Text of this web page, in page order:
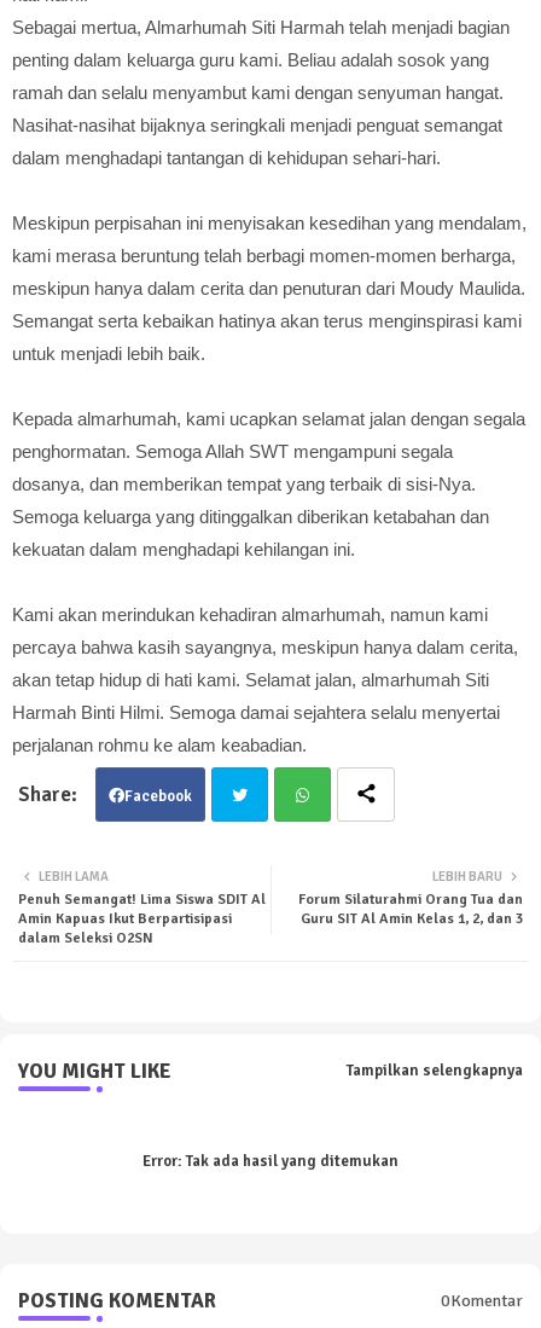
Sebagai mertua, Almarhumah Siti Harmah telah menjadi bagian
penting dalam keluarga guru kami. Beliau adalah sosok yang
ramah dan selalu menyambut kami dengan senyuman hangat.
Nasihat-nasihat bijaknya seringkali menjadi penguat semangat
dalam menghadapi tantangan di kehidupan sehari-hari.
Meskipun perpisahan ini menyisakan kesedihan yang mendalam,
kami merasa beruntung telah berbagi momen-momen berharga,
meskipun hanya dalam cerita dan penuturan dari Moudy Maulida.
Semangat serta kebaikan hatinya akan terus menginspirasi kami
untuk menjadi lebih baik.
Kepada almarhumah, kami ucapkan selamat jalan dengan segala
penghormatan. Semoga Allah SWT mengampuni segala
dosanya, dan memberikan tempat yang terbaik di sisi-Nya.
Semoga keluarga yang ditinggalkan diberikan ketabahan dan
kekuatan dalam menghadapi kehilangan ini.
Kami akan merindukan kehadiran almarhumah, namun kami
percaya bahwa kasih sayangnya, meskipun hanya dalam cerita,
akan tetap hidup di hati kami. Selamat jalan, almarhumah Siti
Harmah Binti Hilmi. Semoga damai sejahtera selalu menyertai
perjalanan rohmu ke alam keabadian.
Facebook
ter tsa
LEBIH BARU
Forum Silaturahmi Orang Tua dan
Guru SIT Al Amin Kelas 1, 2, dan 3
LEBIH LAMA
Penuh Semangat! Lima Siswa SDIT Al
Amin Kapuas Ikut Berpartisipasi
dalam Seleksi O2SN
YOU MIGHT LIKE Tampilkan selengkapnya
Error:Tak ada hasil yang ditemukan
POSTING KOMENTAR 0Komentar